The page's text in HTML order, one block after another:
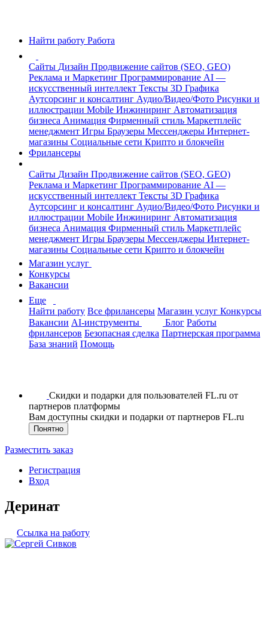
Найти работу Работа
Сайты Дизайн Продвижение сайтов (SEO, GEO)
Реклама и Маркетинг Программирование AI —
искусственный интеллект Тексты 3D Графика
Аутсорсинг и консалтинг Аудио/Видео/Фото Рисунки и
иллюстрации Mobile Инжиниринг Автоматизация
бизнеса Анимация Фирменный стиль Маркетплейс
менеджмент Игры Браузеры Мессенджеры Интернет-
магазины Социальные сети Крипто и блокчейн
Фрилансеры
Сайты Дизайн Продвижение сайтов (SEO, GEO)
Реклама и Маркетинг Программирование AI —
искусственный интеллект Тексты 3D Графика
Аутсорсинг и консалтинг Аудио/Видео/Фото Рисунки и
иллюстрации Mobile Инжиниринг Автоматизация
бизнеса Анимация Фирменный стиль Маркетплейс
менеджмент Игры Браузеры Мессенджеры Интернет-
магазины Социальные сети Крипто и блокчейн
Магазин услуг
Конкурсы
Вакансии
Еще
Найти работу Все фрилансеры Магазин услуг Конкурсы
Вакансии AI-инструменты Блог Работы
фрилансеров Безопасная сделка Партнерская программа
База знаний Помощь
Скидки и подарки для пользователей FL.ru от
партнеров платформы
Вам доступны скидки и подарки от партнеров FL.ru
Понятно
Разместить заказ
Регистрация
Вход
Деринат
Ссылка на работу